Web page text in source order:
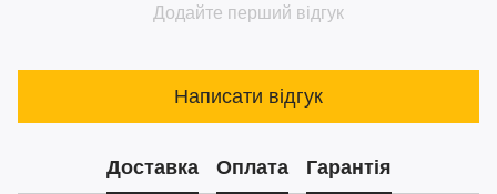
Додайте перший відгук
Написати відгук
Доставка Оплата Гарантія